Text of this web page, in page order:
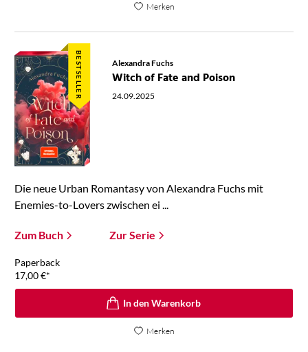
Merken
BESTSELLER Alexandra Fuchs
Witch of Fate and Poison
24.09.2025
Die neue Urban Romantasy von Alexandra Fuchs mit
Enemies-to-Lovers zwischen ei ...
Zum Buch Zur Serie
Paperback
17,00€*
In den Warenkorb
Merken